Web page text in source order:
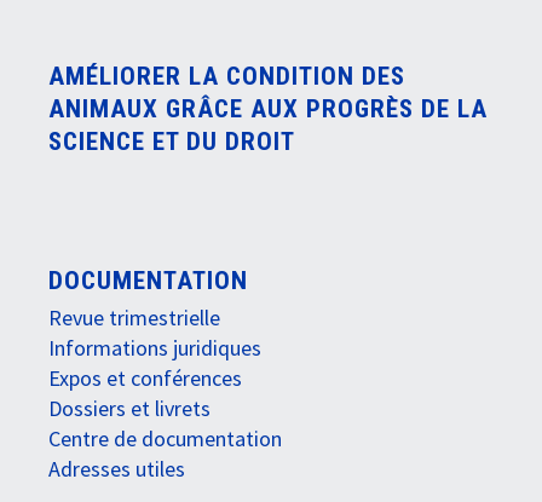
AMÉLIORER LA CONDITION DES
ANIMAUX GRÂCE AUX PROGRÈS DE LA
SCIENCE ET DU DROIT
DOCUMENTATION
Revue trimestrielle
Informations juridiques
Expos et conférences
Dossiers et livrets
Centre de documentation
Adresses utiles